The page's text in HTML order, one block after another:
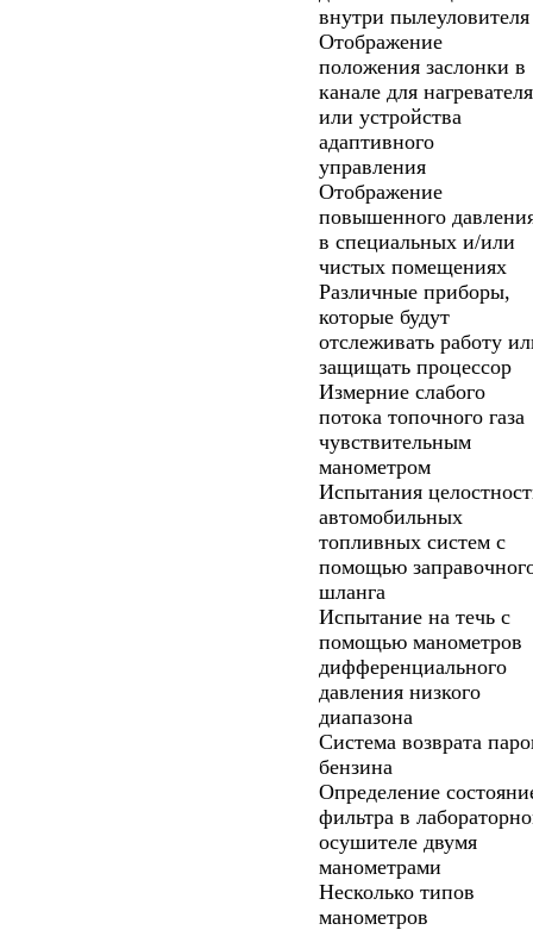
внутри пылеуловителя
Отображение
положения заслонки в
канале для нагревателя
или устройства
адаптивного
управления
Отображение
повышенного
в специальных и/или
чистых помещениях
Различные приборы,
которые будут
отслеживать работу
защищать процессор
Измерние слабого
потока топочного газа
чувствительным
манометром
Испытания
автомобильных
топливных систем с
помощью
шланга
Испытание на течь с
помощью манометров
дифференциального
давления низкого
диапазона
Система возврата
бензина
Определение
фильтра в
осушителе двумя
манометрами
Несколько типов
манометров